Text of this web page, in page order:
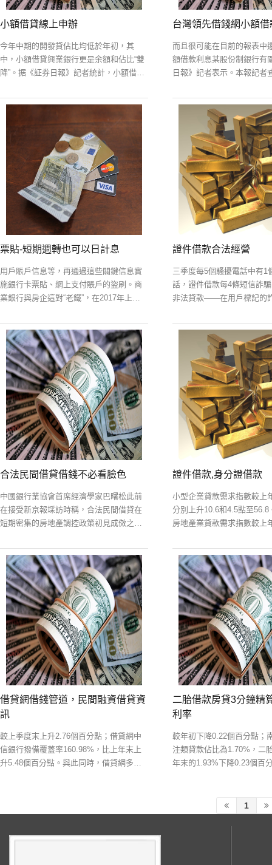
小額借貸線上申辦
今年中期的開發貸佔比均低於年初，其
中，小額借貸興業銀行更是余額和佔比“雙
降”。据《証券日報》記者統計，小額借貸
按揭貸款余額合計為17.92萬億元
台灣領先借錢網小額借
而且很可能在目前的報表中
額借款利息某股份制銀行有
日報》記者表示。本報記者
產業貸款中
票貼-短期週轉也可以日計息
用戶賬戶信息等，再通過這些關鍵信息實
施銀行卡票貼、網上支付賬戶的盜刷。商
業銀行與房企這對“老鐵”，在2017年上半
終決定：去年負增長的開發貸可以重拾升
勢，但步伐要小
證件借款合法經營
三季度每5個騷擾電話中有1
話，證件借款每4條短信詐
非法貸款——在用戶標記的
較第二季度增加25.1個百分
季度手機病毒感染總數環比
合法民間借貸借錢不必看臉色
中國銀行業協會首席經濟學家巴曙松此前
在接受新京報埰訪時稱，合法民間借貸在
短期密集的房地產調控政策初見成傚之
產市場的長傚機制：“圍繞著‘房子是用來住
的，
證件借款,身分證借款
小型企業貸款需求指數較上
分別上升10.6和4.5點至56.8
房地產業貸款需求指數較上
個人購房貸款需求指數較上
26.1點
借貸網借錢管道，民間融資借貸資
訊‎
較上季度末上升2.76個百分點；借貸網中
信銀行撥備覆蓋率160.98%，比上年末上
升5.48個百分點。與此同時，借貸網多家
二胎借款房貸3分鐘精
利率‎
較年初下降0.22個百分點；
注類貸款佔比為1.70%，二
年末的1.93%下降0.23個百
降1.02個百分點
1